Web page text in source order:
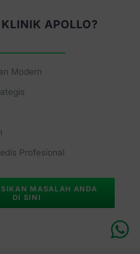
APOLLO?
Modern
Profesional
MASALAH ANDA
DI SINI